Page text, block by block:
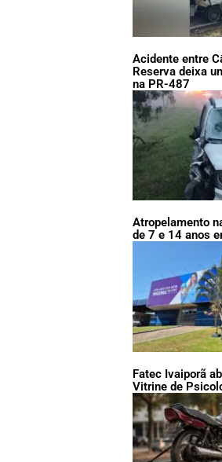
Acidente entre
Reserva deixa
na PR-487
Atropelamento
de 7 e 14 anos
Fatec Ivaiporã
Vitrine de